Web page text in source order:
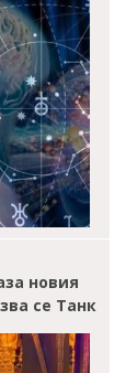
новия
се Танк